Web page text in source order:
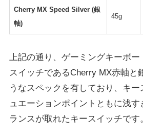
Cherry MX Speed Silver (銀
軸)
45g
上記の通り、ゲーミングキーボー
スイッチであるCherry MX赤軸と
うなスペックを有しており、キ
ュエーションポイントともに浅
ランスが取れたキースイッチです